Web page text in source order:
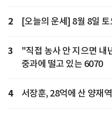
2 [오늘의 운세] 8월 8일
3
"직접 농사 안 지으면
중과에 떨고 있는 6070
4 서장훈, 28억에 산 양재